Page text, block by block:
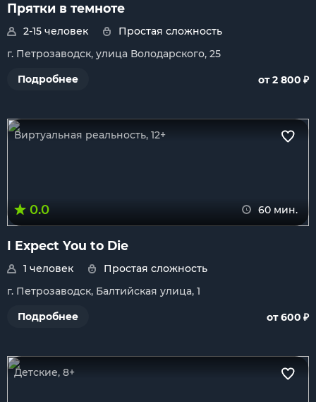
Прятки в темноте
2-15 человек
Простая сложность
г. Петрозаводск, улица Володарского, 25
Подробнее
от 2 800 ₽
Виртуальная реальность, 12+
0.0 60 мин.
I Expect You to Die
1 человек
Простая сложность
г. Петрозаводск, Балтийская улица, 1
Подробнее
от 600 ₽
Детские, 8+